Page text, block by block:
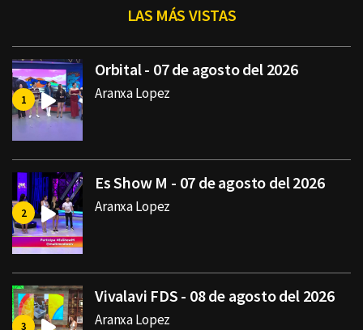
LAS MÁS VISTAS
Orbital - 07 de agosto del 2026
Aranxa Lopez
Es Show M - 07 de agosto del 2026
Aranxa Lopez
Vivalavi FDS - 08 de agosto del 2026
Aranxa Lopez